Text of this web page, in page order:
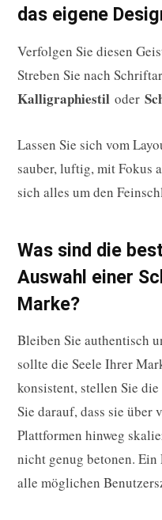
das eigene
Verfolgen Sie diesen
Streben Sie nach
Kalligraphiestil oder
Lassen Sie sich vom
sauber, luftig, mit Fokus
sich alles um den
Was sind die
Auswahl einer
Marke?
Bleiben Sie authentisch
sollte die Seele Ihrer
konsistent, stellen Sie
Sie darauf, dass sie über
Plattformen hinweg
nicht genug betonen. Ein
alle möglichen